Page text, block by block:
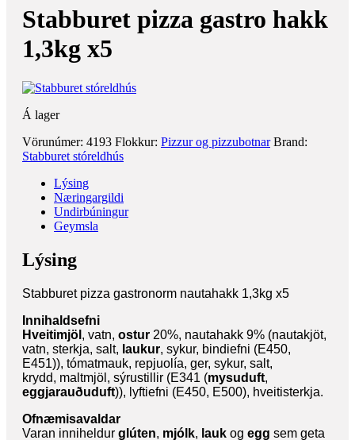
Stabburet pizza gastro hakk
1,3kg x5
Á lager
Vörunúmer: 4193 Flokkur: Pizzur og pizzubotnar Brand:
Stabburet stóreldhús
Lýsing
Næringargildi
Undirbúningur
Geymsla
Lýsing
Stabburet pizza gastronorm nautahakk 1,3kg x5
Innihaldsefni
Hveitimjöl , vatn, ostur 20%, nautahakk 9% (nautakjöt,
vatn, sterkja, salt, laukur, sykur, bindiefni (E450,
E451)), tómatmauk, repjuolía, ger, sykur, salt,
krydd, maltmjöl , sýrustillir (E341 (mysuduft,
eggjarauðuduft)), lyftiefni (E450, E500), hveitisterkja.
Ofnæmisavaldar
Varan inniheldur glúten, mjólk, lauk og egg sem geta